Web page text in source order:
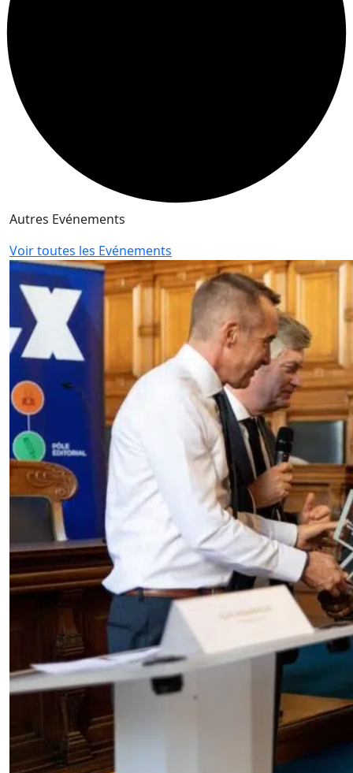
Autres Evénements
Voir toutes les Evénements